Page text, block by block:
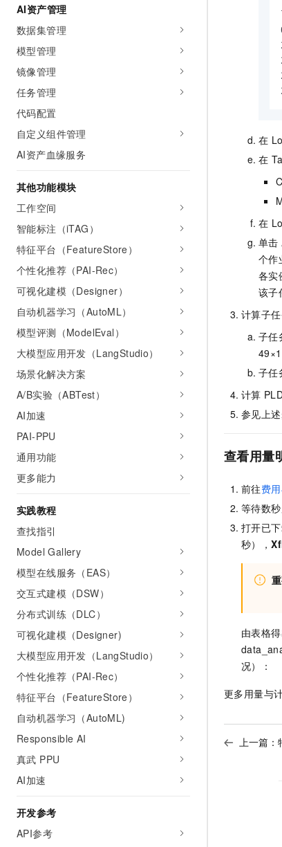
AI资产管理
数据集管理
模型管理
镜像管理
任务管理
代码配置
自定义组件管理
AI资产血缘服务
其他功能模块
工作空间
智能标注（iTAG）
特征平台（FeatureStore）
个性化推荐（PAI-Rec）
可视化建模（Designer）
自动机器学习（AutoML）
模型评测（ModelEval）
大模型应用开发（LangStudio）
场景化解决方案
A/B实验（ABTest）
AI加速
PAI-PPU
通用功能
更多能力
实践教程
查找指引
Model Gallery
模型在线服务（EAS）
交互式建模（DSW）
分布式训练（DLC）
可视化建模（Designer)
大模型应用开发（LangStudio）
个性化推荐（PAI-Rec）
特征平台（FeatureStore）
自动机器学习（AutoML)
Responsible AI
真武 PPU
AI加速
开发参考
API参考
在
在
在
单击
个作
各实
该子
计算子任
子任
子任
计算
参见上
查看用量
前往费
等待数
打开已
秒），
由表格
况）：
更多用量与
上一篇：